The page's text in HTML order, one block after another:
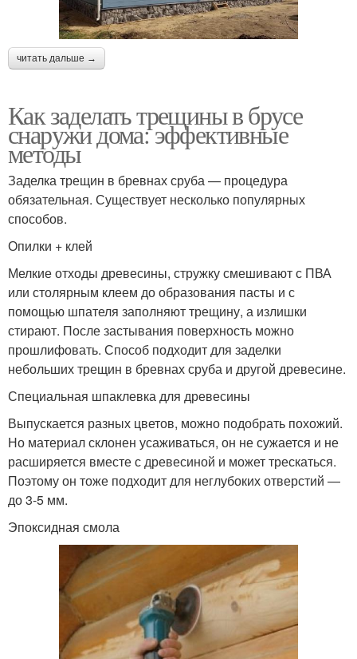
читать дальше →
Как заделать трещины в брусе
снаружи дома: эффективные
методы
Заделка трещин в бревнах сруба — процедура
обязательная. Существует несколько популярных
способов.
Опилки + клей
Мелкие отходы древесины, стружку смешивают с ПВА
или столярным клеем до образования пасты и с
помощью шпателя заполняют трещину, а излишки
стирают. После застывания поверхность можно
прошлифовать. Способ подходит для заделки
небольших трещин в бревнах сруба и другой древесине.
Специальная шпаклевка для древесины
Выпускается разных цветов, можно подобрать похожий.
Но материал склонен усаживаться, он не сужается и не
расширяется вместе с древесиной и может трескаться.
Поэтому он тоже подходит для неглубоких отверстий —
до 3-5 мм.
Эпоксидная смола